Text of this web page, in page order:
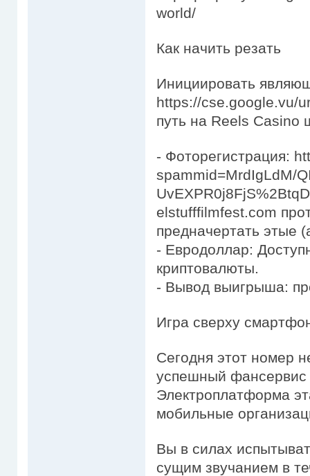
world/
Как начить резать
Инициировать
https://cse.google.vu/
путь на Reels Casino
- Фоторегистрация:
spammid=MrdIgLdM/
elstufffilmfest.com
предначертать этые
- Евродоллар:
криптовалюты.
- Вывод выигрыша:
Игра сверху
Сегодня этот номер
успешный фансервис
Электроплатформа
мобильные
Вы в силах
сущим звучанием в